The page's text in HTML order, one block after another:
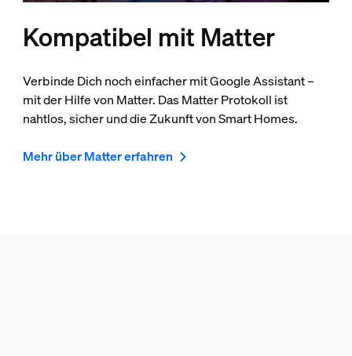
Kompatibel mit Matter
Verbinde Dich noch einfacher mit Google Assistant –
mit der Hilfe von Matter. Das Matter Protokoll ist
nahtlos, sicher und die Zukunft von Smart Homes.
Mehr über Matter erfahren